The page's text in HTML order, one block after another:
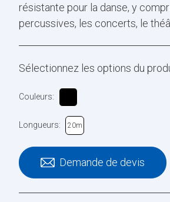
résistante pour la danse, y
percussives, les concerts, le
Sélectionnez les options du
Couleurs:
Longueurs: 20m
Demande de devis